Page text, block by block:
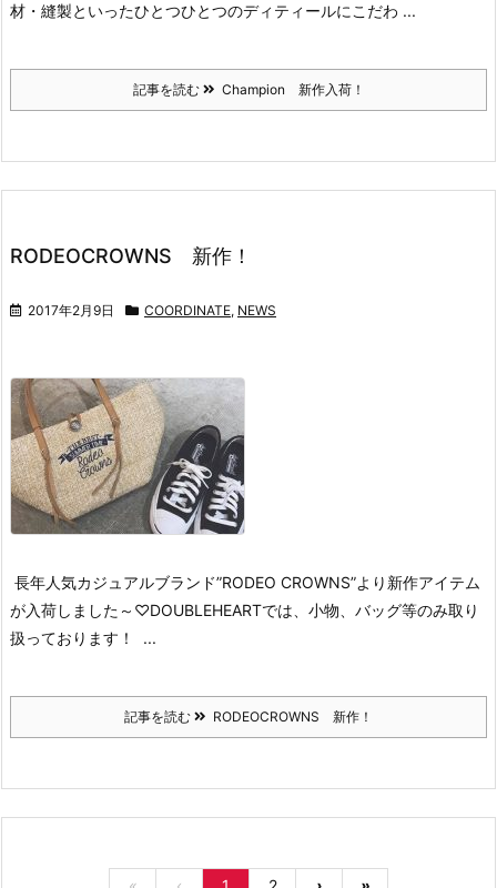
材・縫製といったひとつひとつのディティールにこだわ ...
記事を読む Champion 新作入荷！
RODEOCROWNS 新作！
2017年2月9日 COORDINATE, NEWS
長年人気カジュアルブランド”RODEO CROWNS”より 新作アイテム
が入荷しました～♡DOUBLEHEARTでは、小物、バッグ等のみ取り
扱っております！
...
記事を読む RODEOCROWNS 新作！